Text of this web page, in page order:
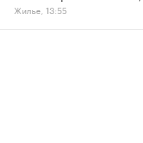
Жилье, 13:55